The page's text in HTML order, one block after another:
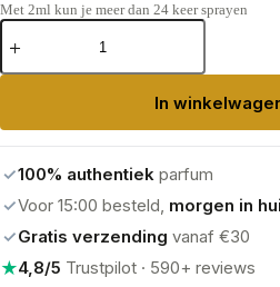
Met 2ml kun je meer dan 24 keer sprayen
Giorgio
Armani
Passione
In
✓100% authentiek parfum
✓Voor 15:00 besteld, morgen in
✓Gratis verzending vanaf €30
★4,8/5 Trustpilot · 590+ reviews